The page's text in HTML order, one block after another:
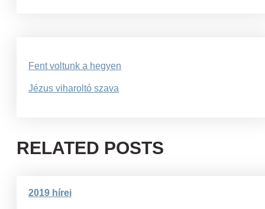
navigáció
Fent voltunk a hegyen
Jézus viharoltó szava
RELATED POSTS
2019 hírei